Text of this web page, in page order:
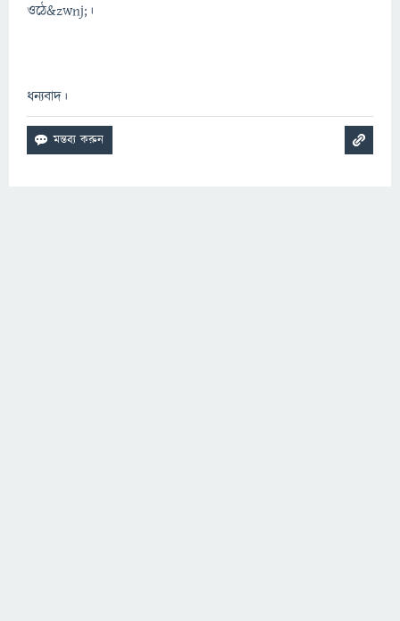
ওঠে&zwnj;।
ধন্যবাদ।